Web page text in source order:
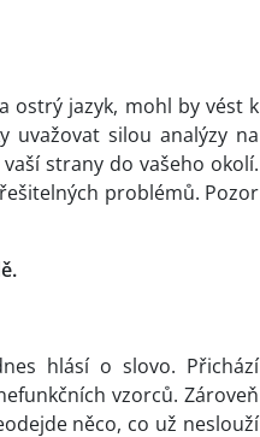
ostrý jazyk, mohl by vést k
uvažovat silou analýzy na
strany do vašeho okolí.
problémů. Pozor
hlásí o slovo. Přichází
vzorců. Zároveň
něco, co už neslouží